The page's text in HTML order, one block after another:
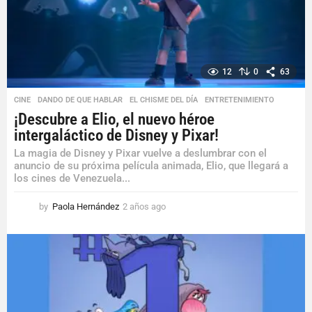
12 0 63
CINE ,DANDO DE QUE HABLAR ,EL CHISME DEL DÍA ,ENTRETENIMIENTO
¡Descubre a Elio, el nuevo héroe
intergaláctico de Disney y Pixar!
La magia de Disney y Pixar vuelve a deslumbrar con el
anuncio de su próxima película animada, Elio, que llegará a
los cines de Venezuela...
by Paola Hernández 2 años ago
ñ
o